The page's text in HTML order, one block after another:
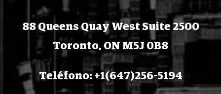
88 Queens Quay West Suite 2500
Toronto, ON M5J 0B8
Teléfono: +1(647)256-5194